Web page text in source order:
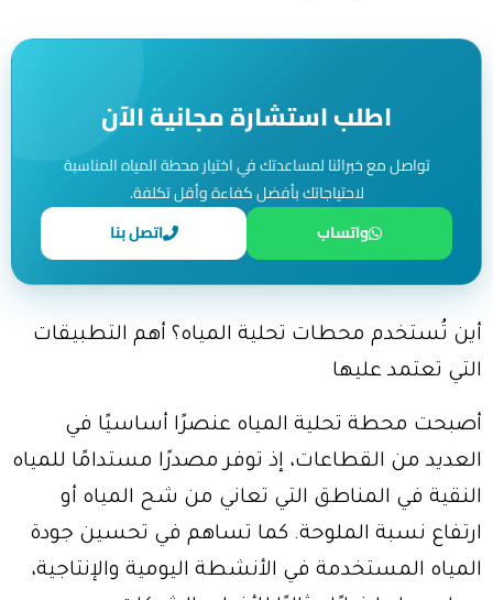
اطلب استشارة مجانية الآن
تواصل مع خبرائنا لمساعدتك في اختيار محطة المياه المناسبة
لاحتياجاتك بأفضل كفاءة وأقل تكلفة.
واتساب
اتصل بنا
أين تُستخدم محطات تحلية المياه؟ أهم التطبيقات
التي تعتمد عليها
أصبحت محطة تحلية المياه عنصرًا أساسيًا في
العديد من القطاعات، إذ توفر مصدرًا مستدامًا للمياه
النقية في المناطق التي تعاني من شح المياه أو
ارتفاع نسبة الملوحة. كما تساهم في تحسين جودة
المياه المستخدمة في الأنشطة اليومية والإنتاجية،